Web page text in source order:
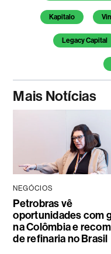
Kapitalo
Legacy Capital
Mais Notícias
NEGÓCIOS
Petrobras vê
oportunidades com
na Colômbia e
de refinaria no Brasil